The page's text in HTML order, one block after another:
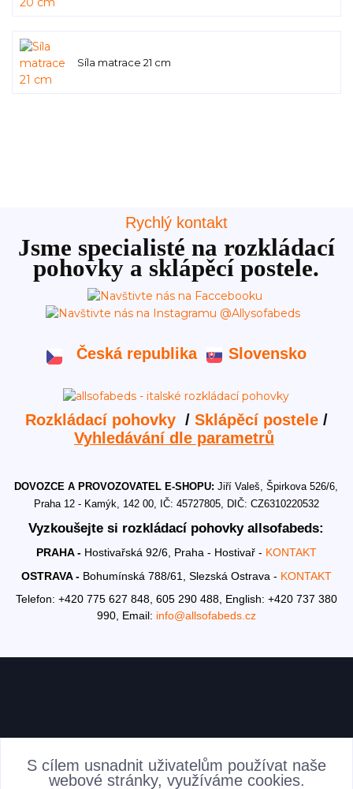
Síla matrace 21 cm
Rychlý kontakt
Jsme specialisté na rozkládací
pohovky a sklápěcí postele.
Česká republika Slovensko
Rozkládací pohovky / Sklápěcí postele/
Vyhledávání dle parametrů
DOVOZCE A PROVOZOVATEL E-SHOPU:Jiří Valeš, Špirkova 526/6,
Praha 12 - Kamýk, 142 00, IČ: 45727805, DIČ: CZ6310220532
Vyzkoušejte si rozkládací pohovky allsofabeds:
PRAHA - Hostivařská 92/6, Praha - Hostivař - KONTAKT
OSTRAVA - Bohumínská 788/61, Slezská Ostrava - KONTAKT
Telefon: +420 775 627 848, 605 290 488, English: +420 737 380
990, Email: info@allsofabeds.cz
AKTUALITY
S cílem usnadnit uživatelům používat naše
webové stránky, využíváme cookies.